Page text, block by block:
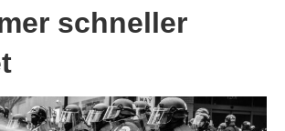
schneller